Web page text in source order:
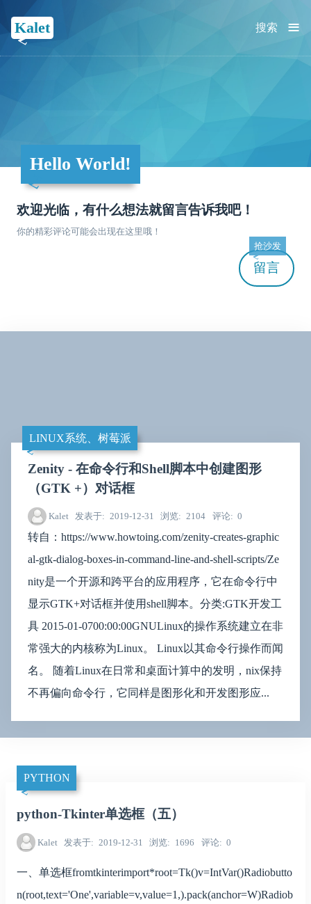
Kalet ≡
搜索
Hello World!
欢迎光临，有什么想法就留言告诉我吧！
你的精彩评论可能会出现在这里哦！
留言
抢沙发
LINUX系统、树莓派
Zenity - 在命令行和Shell脚本中创建图形
（GTK +）对话框
Kalet 发表于 2019-12-31 浏览 2104 评论 0
转自：https://www.howtoing.com/zenity-creates-graphic
al-gtk-dialog-boxes-in-command-line-and-shell-scripts/Ze
nity是一个开源和跨平台的应用程序，它在命令行中
显示GTK+对话框并使用shell脚本。分类:GTK开发工
具 2015-01-0700:00:00GNULinux的操作系统建立在非
常强大的内核称为Linux。 Linux以其命令行操作而闻
名。 随着Linux在日常和桌面计算中的发明，nix保持
不再偏向命令行，它同样是图形化和开发图形应...
PYTHON
python-Tkinter单选框（五）
Kalet 发表于 2019-12-31 浏览 1696 评论 0
一、单选框fromtkinterimport*root=Tk()v=IntVar()Radiobutto
n(root,text='One',variable=v,value=1,).pack(anchor=W)Radiob